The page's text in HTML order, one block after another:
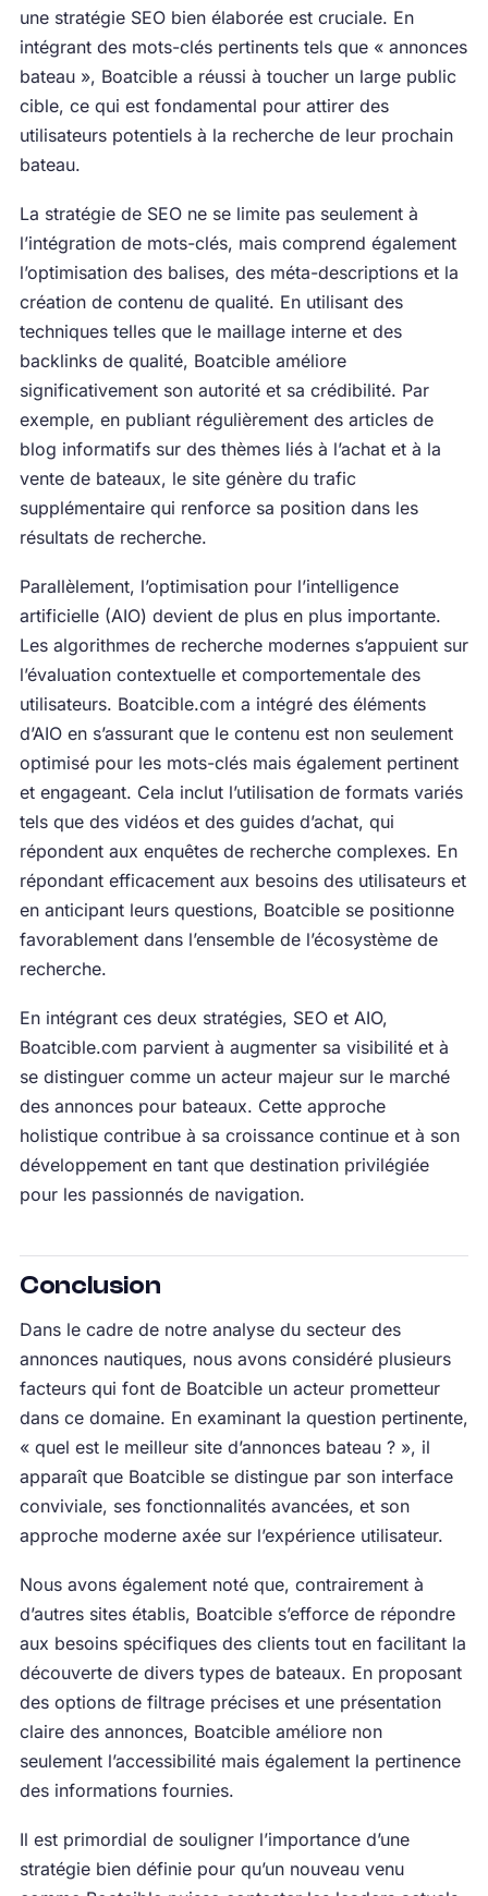
une stratégie SEO bien élaborée est cruciale. En
intégrant des mots-clés pertinents tels que « annonces
bateau », Boatcible a réussi à toucher un large public
cible, ce qui est fondamental pour attirer des
utilisateurs potentiels à la recherche de leur prochain
bateau.
La stratégie de SEO ne se limite pas seulement à
l’intégration de mots-clés, mais comprend également
l’optimisation des balises, des méta-descriptions et la
création de contenu de qualité. En utilisant des
techniques telles que le maillage interne et des
backlinks de qualité, Boatcible améliore
significativement son autorité et sa crédibilité. Par
exemple, en publiant régulièrement des articles de
blog informatifs sur des thèmes liés à l’achat et à la
vente de bateaux, le site génère du trafic
supplémentaire qui renforce sa position dans les
résultats de recherche.
Parallèlement, l’optimisation pour l’intelligence
artificielle (AIO) devient de plus en plus importante.
Les algorithmes de recherche modernes s’appuient sur
l’évaluation contextuelle et comportementale des
utilisateurs. Boatcible.com a intégré des éléments
d’AIO en s’assurant que le contenu est non seulement
optimisé pour les mots-clés mais également pertinent
et engageant. Cela inclut l’utilisation de formats variés
tels que des vidéos et des guides d’achat, qui
répondent aux enquêtes de recherche complexes. En
répondant efficacement aux besoins des utilisateurs et
en anticipant leurs questions, Boatcible se positionne
favorablement dans l’ensemble de l’écosystème de
recherche.
En intégrant ces deux stratégies, SEO et AIO,
Boatcible.com parvient à augmenter sa visibilité et à
se distinguer comme un acteur majeur sur le marché
des annonces pour bateaux. Cette approche
holistique contribue à sa croissance continue et à son
développement en tant que destination privilégiée
pour les passionnés de navigation.
Conclusion
Dans le cadre de notre analyse du secteur des
annonces nautiques, nous avons considéré plusieurs
facteurs qui font de Boatcible un acteur prometteur
dans ce domaine. En examinant la question pertinente,
« quel est le meilleur site d’annonces bateau ? », il
apparaît que Boatcible se distingue par son interface
conviviale, ses fonctionnalités avancées, et son
approche moderne axée sur l’expérience utilisateur.
Nous avons également noté que, contrairement à
d’autres sites établis, Boatcible s’efforce de répondre
aux besoins spécifiques des clients tout en facilitant la
découverte de divers types de bateaux. En proposant
des options de filtrage précises et une présentation
claire des annonces, Boatcible améliore non
seulement l’accessibilité mais également la pertinence
des informations fournies.
Il est primordial de souligner l’importance d’une
stratégie bien définie pour qu’un nouveau venu